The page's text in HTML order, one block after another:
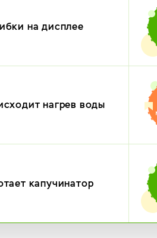
на дисплее
нагрев воды
капучинатор